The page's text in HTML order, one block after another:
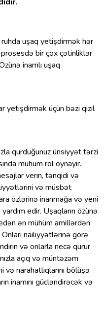
uşaq yetişdirmək hər
bir çox çətinliklər
inamlı uşaq
yetişdirmək üçün bəzi qızıl
qurduğunuz ünsiyyət tərzi
mühüm rol oynayır.
verin, tənqidi və
və müsbət
özlərinə inanmağa və yeni
edir. Uşaqların özünə
ən mühüm amillərdən
nailiyyətlərinə görə
və onlarla necə qürur
açıq və müntəzəm
narahatlıqlarını bölüşə
inamını gücləndirəcək və